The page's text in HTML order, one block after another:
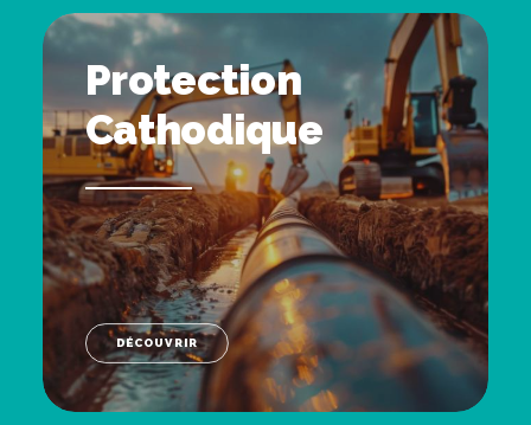
Protection
Cathodique
DÉCOUVRIR